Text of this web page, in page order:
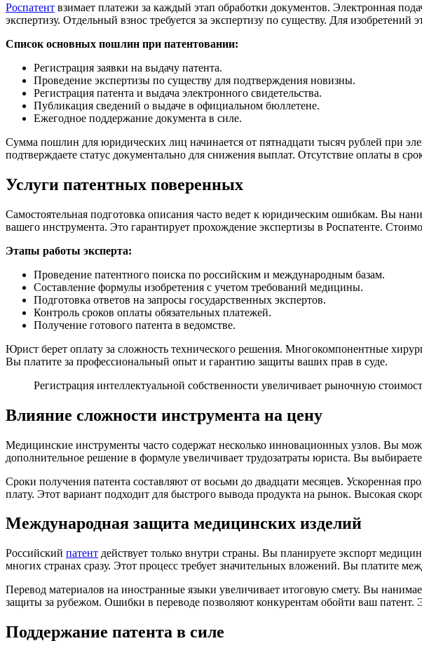
Роспатент взимает платежи за каждый этап обработки документов. Электронная
экспертизу. Отдельный взнос требуется за экспертизу по существу. Для изобретений
Список основных пошлин при патентовании:
Регистрация заявки на выдачу патента.
Проведение экспертизы по существу для подтверждения новизны.
Регистрация патента и выдача электронного свидетельства.
Публикация сведений о выдаче в официальном бюллетене.
Ежегодное поддержание документа в силе.
Сумма пошлин для юридических лиц начинается от пятнадцати тысяч рублей при
подтверждаете статус документально для снижения выплат. Отсутствие оплаты в
Услуги патентных поверенных
Самостоятельная подготовка описания часто ведет к юридическим ошибкам. Вы
вашего инструмента. Это гарантирует прохождение экспертизы в Роспатенте.
Этапы работы эксперта:
Проведение патентного поиска по российским и международным базам.
Составление формулы изобретения с учетом требований медицины.
Подготовка ответов на запросы государственных экспертов.
Контроль сроков оплаты обязательных платежей.
Получение готового патента в ведомстве.
Юрист берет оплату за сложность технического решения. Многокомпонентные
Вы платите за профессиональный опыт и гарантию защиты ваших прав в суде.
Регистрация интеллектуальной собственности увеличивает рыночную
Влияние сложности инструмента на цену
Медицинские инструменты часто содержат несколько инновационных узлов. Вы
дополнительное решение в формуле увеличивает трудозатраты юриста. Вы
Сроки получения патента составляют от восьми до двадцати месяцев. Ускоренная
плату. Этот вариант подходит для быстрого вывода продукта на рынок. Высокая
Международная защита медицинских изделий
Российский патент действует только внутри страны. Вы планируете экспорт
многих странах сразу. Этот процесс требует значительных вложений. Вы платите
Перевод материалов на иностранные языки увеличивает итоговую смету. Вы
защиты за рубежом. Ошибки в переводе позволяют конкурентам обойти ваш патент.
Поддержание патента в силе